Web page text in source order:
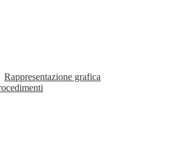
Rappresentazione grafica